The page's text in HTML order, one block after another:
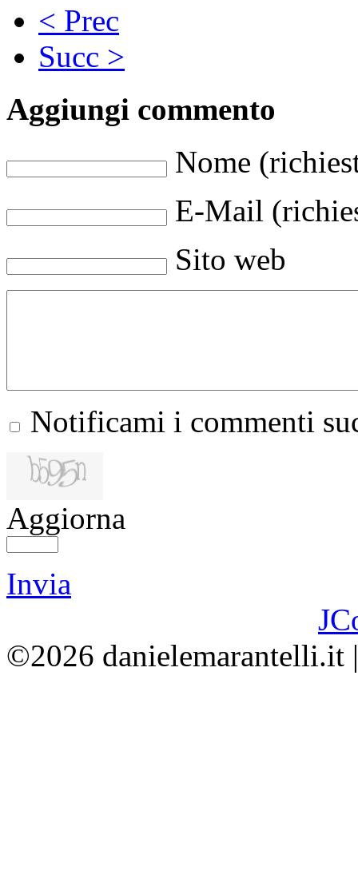
< Prec
Succ >
Aggiungi commento
Nome
E-Mail
Sito web
Notificami i commenti
Aggiorna
Invia
©2026 danielemarantelli.it